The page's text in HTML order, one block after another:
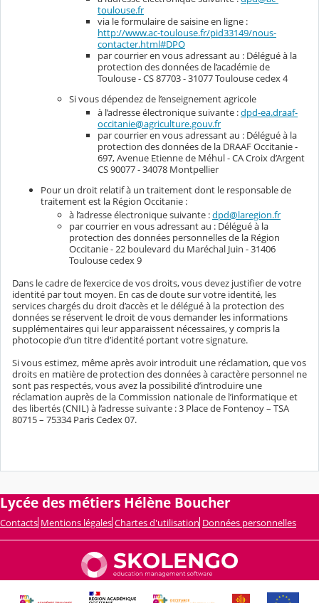
toulouse.fr
via le formulaire de saisine en ligne :
http://www.ac-toulouse.fr/pid33149/nous-
contacter.html#DPO
par courrier en vous adressant au : Délégué à la
protection des données de l’académie de
Toulouse - CS 87703 - 31077 Toulouse cedex 4
Si vous dépendez de l’enseignement agricole
à l’adresse électronique suivante :dpd-ea.draaf-
occitanie@agriculture.gouv.fr
par courrier en vous adressant au : Délégué à la
protection des données de la DRAAF Occitanie -
697, Avenue Etienne de Méhul - CA Croix d’Argent
CS 90077 - 34078 Montpellier
Pour un droit relatif à un traitement dont le responsable de
traitement est la Région Occitanie :
à l’adresse électronique suivante :dpd@laregion.fr
par courrier en vous adressant au : Délégué à la
protection des données personnelles de la Région
Occitanie - 22 boulevard du Maréchal Juin - 31406
Toulouse cedex 9
Dans le cadre de l’exercice de vos droits, vous devez justifier de votre
identité par tout moyen. En cas de doute sur votre identité, les
services chargés du droit d’accès et le délégué à la protection des
données se réservent le droit de vous demander les informations
supplémentaires qui leur apparaissent nécessaires, y compris la
photocopie d’un titre d’identité portant votre signature.
Si vous estimez, même après avoir introduit une réclamation, que vos
droits en matière de protection des données à caractère personnel ne
sont pas respectés, vous avez la possibilité d’introduire une
réclamation auprès de la Commission nationale de l’informatique et
des libertés (CNIL) à l’adresse suivante : 3 Place de Fontenoy – TSA
80715 – 75334 Paris Cedex 07.
Lycée des métiers Hélène Boucher
Contacts Mentions légales Chartes d'utilisation Données personnelles